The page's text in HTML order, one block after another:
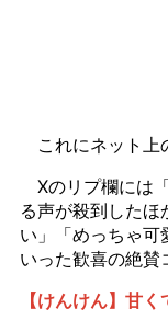
これにネット上
Xのリプ欄には
る声が殺到した
い」「めっちゃ可
いった歓喜の絶賛
【けんけん】甘